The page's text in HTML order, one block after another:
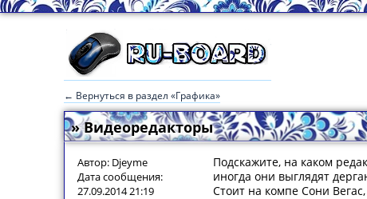
← Вернуться в раздел «Графика»
» Видеоредакторы
Автор: Djeyme
Дата сообщения:
27.09.2014 21:19
Подскажите, на каком
иногда они выглядят
Стоит на компе Сони